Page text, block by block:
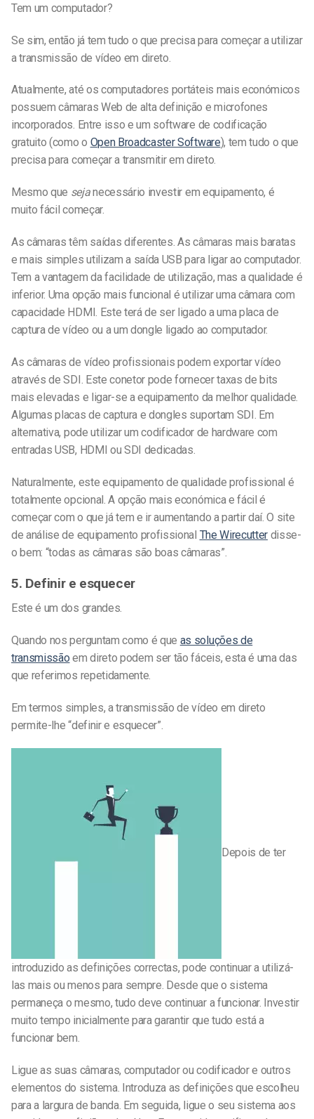
Tem um computador?
Se sim, então já tem tudo o que precisa para começar a utilizar
a transmissão de vídeo em direto.
Atualmente, até os computadores portáteis mais económicos
possuem câmaras Web de alta definição e microfones
incorporados. Entre isso e um software de codificação
gratuito (como o Open Broadcaster Software), tem tudo o que
precisa para começar a transmitir em direto.
Mesmo que sejanecessário investir em equipamento, é
muito fácil começar.
As câmaras têm saídas diferentes. As câmaras mais baratas
e mais simples utilizam a saída USB para ligar ao computador.
Tem a vantagem da facilidade de utilização, mas a qualidade é
inferior. Uma opção mais funcional é utilizar uma câmara com
capacidade HDMI. Este terá de ser ligado a uma placa de
captura de vídeo ou a um dongle ligado ao computador.
As câmaras de vídeo profissionais podem exportar vídeo
através de SDI. Este conetor pode fornecer taxas de bits
mais elevadas e ligar-se a equipamento da melhor qualidade.
Algumas placas de captura e dongles suportam SDI. Em
alternativa, pode utilizar um codificador de hardware com
entradas USB, HDMI ou SDI dedicadas.
Naturalmente, este equipamento de qualidade profissional é
totalmente opcional. A opção mais económica e fácil é
começar com o que já tem e ir aumentando a partir daí. O site
de análise de equipamento profissional The Wirecutter disse-
o bem: “todas as câmaras são boas câmaras”.
5. Definir e esquecer
Este é um dos grandes.
Quando nos perguntam como é que as soluções de
transmissão em direto podem ser tão fáceis, esta é uma das
que referimos repetidamente.
Em termos simples, a transmissão de vídeo em direto
permite-lhe “definir e esquecer”.
Depois de ter
introduzido as definições correctas, pode continuar a utilizá-
las mais ou menos para sempre. Desde que o sistema
permaneça o mesmo, tudo deve continuar a funcionar. Investir
muito tempo inicialmente para garantir que tudo está a
funcionar bem.
Ligue as suas câmaras, computador ou codificador e outros
elementos do sistema. Introduza as definições que escolheu
para a largura de banda. Em seguida, ligue o seu sistema aos